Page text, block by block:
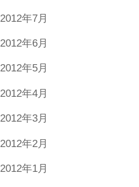
2012年7月
2012年6月
2012年5月
2012年4月
2012年3月
2012年2月
2012年1月